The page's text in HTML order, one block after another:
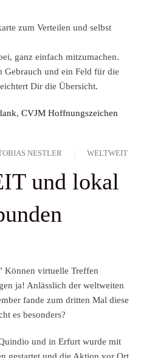
zum Verteilen und selbst
ganz einfach mitzumachen.
Gebrauch und ein Feld für die
Dir die Übersicht.
, CVJM Hoffnungszeichen
NESTLER WELTWEIT
und lokal
Können virtuelle Treffen
ja! Anlässlich der weltweiten
fande zum dritten Mal diese
es besonders?
und in Erfurt wurde mit